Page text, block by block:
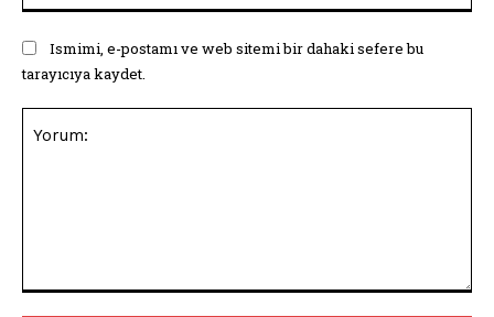
Ismimi, e-postamı ve web sitemi bir dahaki sefere bu
tarayıcıya kaydet.